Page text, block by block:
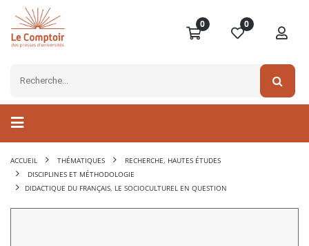
0 0
ACCUEIL THÉMATIQUES
RECHERCHE, HAUTES ÉTUDES
DISCIPLINES ET MÉTHODOLOGIE
DIDACTIQUE DU FRANÇAIS, LE SOCIOCULTUREL EN QUESTION